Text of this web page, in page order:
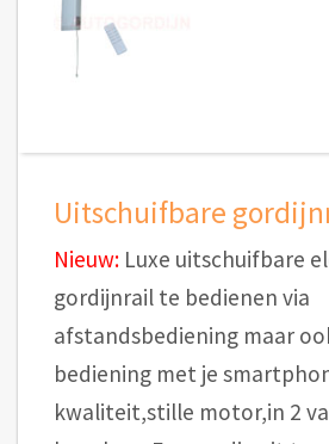
Uitschuifbare
Nieuw: Luxe uitschuifbare
gordijnrail te bedienen via
afstandsbediening maar
bediening met je
kwaliteit,stille motor,in 2